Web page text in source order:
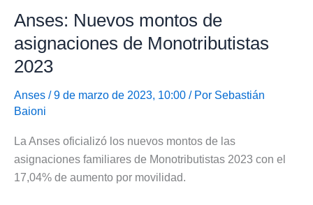
jubilarse
moratoria
Anses: Nuevos montos de
asignaciones de Monotributistas
2023
Anses / 9 de marzo de 2023, 10:00 / Por Sebastián
Baioni
La Anses oficializó los nuevos montos de las
asignaciones familiares de Monotributistas 2023 con el
17,04% de aumento por movilidad.